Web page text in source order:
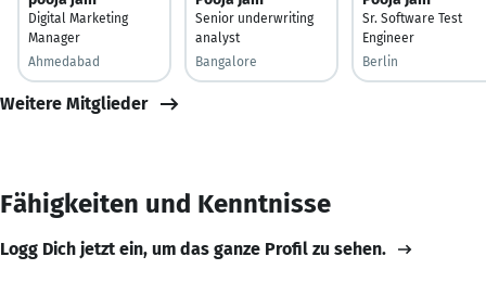
Digital Marketing
Manager
Ahmedabad
Senior underwriting
analyst
Bangalore
Sr. Software Test
Engineer
Berlin
Weitere Mitglieder
Fähigkeiten und Kenntnisse
Logg Dich jetzt ein, um das ganze Profil zu sehen.